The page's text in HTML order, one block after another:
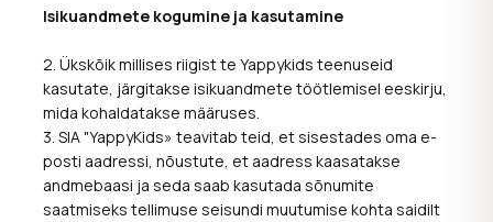
Isikuandmete kogumine ja kasutamine
2. Ükskõik millises riigist te Yappykids teenuseid
kasutate, järgitakse isikuandmete töötlemisel eeskirju,
mida kohaldatakse määruses.
3. SIA "YappyKids» teavitab teid, et sisestades oma e-
posti aadressi, nõustute, et aadress kaasatakse
andmebaasi ja seda saab kasutada sõnumite
saatmiseks tellimuse seisundi muutumise kohta saidilt